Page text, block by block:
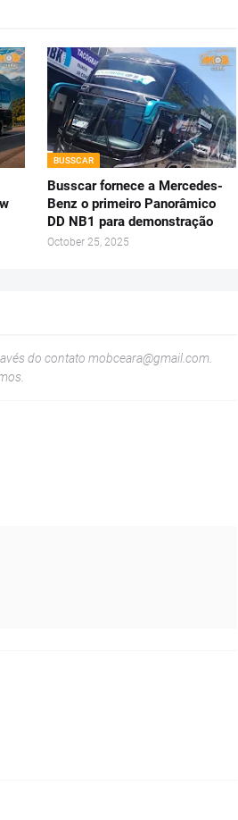
BUSSCAR
Busscar fornece a Mercedes-
Benz o primeiro Panorâmico
DD NB1 para demonstração
October 25, 2025
do contato mobceara@gmail.com.